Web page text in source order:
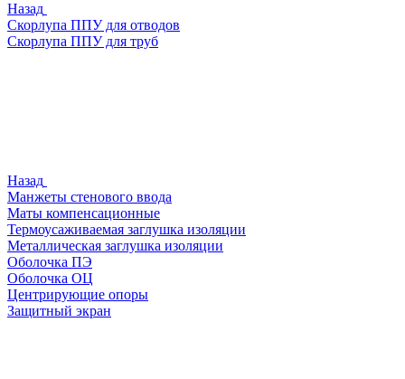
Назад
Скорлупа ППУ для отводов
Скорлупа ППУ для труб
Назад
Манжеты стенового ввода
Маты компенсационные
Термоусаживаемая заглушка изоляции
Металлическая заглушка изоляции
Оболочка ПЭ
Оболочка ОЦ
Центрирующие опоры
Защитный экран